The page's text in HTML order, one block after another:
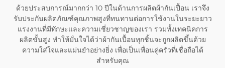
ด้วยประสบการณ์มากกว่า 10 ปีในด้านการผลิตผ้ากันเปื้อน เราจึง
รับประกันผลิตภัณฑ์คุณภาพสูงที่ทนทานต่อการใช้งานในระยะยาว
แรงงานที่มีทักษะและความเชี่ยวชาญของเรา รวมทั้งเทคนิคการ
ผลิตขั้นสูง ทำให้มั่นใจได้ว่าผ้ากันเปื้อนทุกชิ้นจะถูกผลิตขึ้นด้วย
ความใส่ใจและแม่นยำอย่างยิ่ง เพื่อเป็นเพื่อนคู่ครัวที่เชื่อถือได้
สำหรับคุณ